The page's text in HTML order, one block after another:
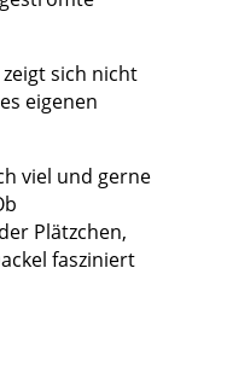
sich nicht
eigenen
viel und gerne
Plätzchen,
fasziniert